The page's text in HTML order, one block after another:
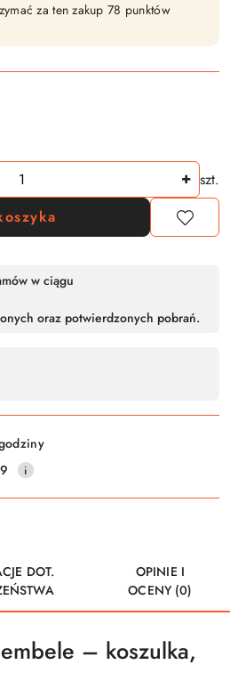
za ten zakup 78 punktów
szt.
w ciągu
oraz potwierdzonych pobrań.
DOT.
OPINIE I
OCENY (0)
– koszulka,